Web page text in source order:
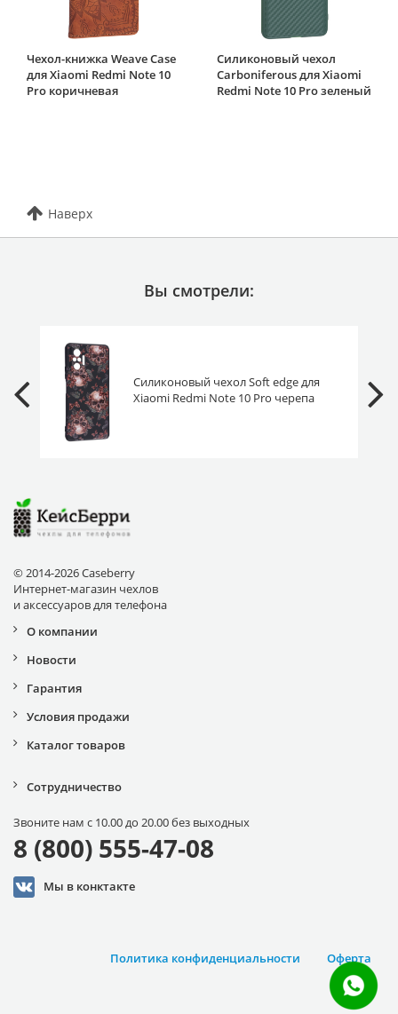
Чехол-книжка Weave Case
для Xiaomi Redmi Note 10
Pro коричневая
Силиконовый чехол
Carboniferous для Xiaomi
Redmi Note 10 Pro зеленый
Наверх
Вы смотрели:
Силиконовый чехол Soft edge для
Xiaomi Redmi Note 10 Pro черепа
© 2014-2026 Caseberry
Интернет-магазин чехлов
и аксессуаров для телефона
О компании
Новости
Гарантия
Условия продажи
Каталог товаров
Сотрудничество
Звоните нам с 10.00 до 20.00 без выходных
8 (800) 555-47-08
Мы в конктакте
Оферта
Политика конфиденциальности